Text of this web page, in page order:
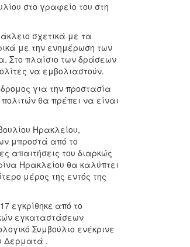
στο γραφείο του στη
σχετικά με τα
με την ενημέρωση των
Στο πλαίσιο των δράσεων
να εμβολιαστούν.
για την προστασία
θα πρέπει να είναι
Ηρακλείου,
μπροστά από το
απαιτήσεις του διαρκώς
Ηρακλείου θα καλύπτει
μέρος της εντός της
εγκρίθηκε από το
εγκαταστάσεων
Συμβούλιο ενέκρινε
Δερματά .